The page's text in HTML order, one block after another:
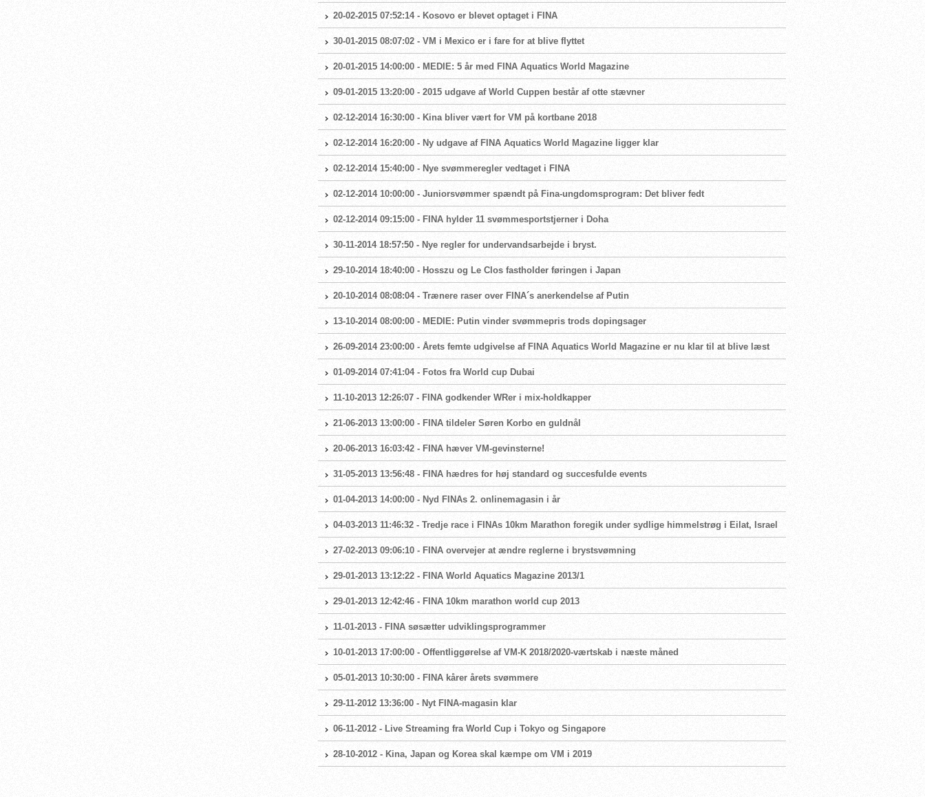
20-02-2015 07:52:14 - Kosovo er blevet optaget i FINA
30-01-2015 08:07:02 - VM i Mexico er i fare for at blive flyttet
20-01-2015 14:00:00 - MEDIE: 5 år med FINA Aquatics World Magazine
09-01-2015 13:20:00 - 2015 udgave af World Cuppen består af otte stævner
02-12-2014 16:30:00 - Kina bliver vært for VM på kortbane 2018
02-12-2014 16:20:00 - Ny udgave af FINA Aquatics World Magazine ligger klar
02-12-2014 15:40:00 - Nye svømmeregler vedtaget i FINA
02-12-2014 10:00:00 - Juniorsvømmer spændt på Fina-ungdomsprogram: Det bliver fedt
02-12-2014 09:15:00 - FINA hylder 11 svømmesportstjerner i Doha
30-11-2014 18:57:50 - Nye regler for undervandsarbejde i bryst.
29-10-2014 18:40:00 - Hosszu og Le Clos fastholder føringen i Japan
20-10-2014 08:08:04 - Trænere raser over FINA´s anerkendelse af Putin
13-10-2014 08:00:00 - MEDIE: Putin vinder svømmepris trods dopingsager
26-09-2014 23:00:00 - Årets femte udgivelse af FINA Aquatics World Magazine er nu klar til at blive læst
01-09-2014 07:41:04 - Fotos fra World cup Dubai
11-10-2013 12:26:07 - FINA godkender WRer i mix-holdkapper
21-06-2013 13:00:00 - FINA tildeler Søren Korbo en guldnål
20-06-2013 16:03:42 - FINA hæver VM-gevinsterne!
31-05-2013 13:56:48 - FINA hædres for høj standard og succesfulde events
01-04-2013 14:00:00 - Nyd FINAs 2. onlinemagasin i år
04-03-2013 11:46:32 - Tredje race i FINAs 10km Marathon foregik under sydlige himmelstrøg i Eilat, Israel
27-02-2013 09:06:10 - FINA overvejer at ændre reglerne i brystsvømning
29-01-2013 13:12:22 - FINA World Aquatics Magazine 2013/1
29-01-2013 12:42:46 - FINA 10km marathon world cup 2013
11-01-2013 - FINA søsætter udviklingsprogrammer
10-01-2013 17:00:00 - Offentliggørelse af VM-K 2018/2020-værtskab i næste måned
05-01-2013 10:30:00 - FINA kårer årets svømmere
29-11-2012 13:36:00 - Nyt FINA-magasin klar
06-11-2012 - Live Streaming fra World Cup i Tokyo og Singapore
28-10-2012 - Kina, Japan og Korea skal kæmpe om VM i 2019